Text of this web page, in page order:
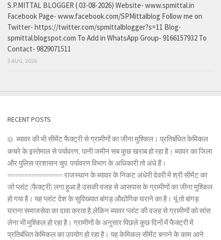
S.P.MITTAL BLOGGER ( 03-08-2026) Website- www.spmittal.in
Facebook Page- www.facebook.com/SPMittalblog Follow me on
Twitter- https://twitter.com/spmittalblogger?s=11 Blog-
spmittal.blogspot.com To Add in WhatsApp Group- 9166157932 To
Contact- 9829071511
3 AUG, 2026
RECENT POSTS
ब्यावर की भी सीमेंट फैक्ट्री से ग्रामीणों का जीना मुश्किल। प्रतिबंधित केमिकल
कचरे के इस्तेमाल से पर्यावरण, पानी जमीन सब कुछ खराब हो रहा है। ब्यावर का जिला
और पुलिस प्रशासन चुप: पर्यावरण विभाग के अधिकारी तो अंधे हैं।
================ राजस्थान के ब्यावर के निकट अंधेरी देवरी में श्री सीमेंट का
जो प्लांट (फैक्ट्री) लगा हुआ है उसकी वजह से आसपास के ग्रामीणों का जीना मुश्किल
हो गया है। यह प्लांट देश के सुविख्यात बांगड़ औद्योगिक घराने का है। यूं तो बांगड़
घराना समाजसेवा का दावा करता है,लेकिन ब्यावर प्लांट की वजह से ग्रामीणों को सांस
लेना भी मुश्किल हो रहा है। ग्रामीणों के अनुसार पिछले कुछ दिनों में फैक्ट्री में
प्रतिबंधित केमिकल का उपयोग हो रहा है। यह केमिकल सीमेंट बनाने के काम आने